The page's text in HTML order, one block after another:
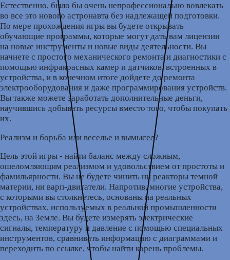
Естественно, было бы очень непрофессионально вовлекать
во все это нового астронавта без надлежащей подготовки.
По мере прохождения игры вы будете открывать
обучающие программы, которые могут дать вам лицензии
на новые инструменты и новые виды деятельности. Вы
начнете с простого механического ремонта и диагностики с
помощью инфракрасных камер и датчиков, встроенных в
устройства, и в конечном итоге дойдете до ремонта
электрооборудования и даже программирования устройств.
Вы также можете заработать дополнительные деньги,
научившись добывать ресурсы вместо того, чтобы покупать
их.
Реализм и борьба или веселье и вымысел?
Цель этой игры - найти баланс между сложным,
ошеломляющим реализмом и удовольствием от простоты и
фамильярности. Вы не будете чинить ни реакторы темной
материи, ни варп-двигатели. Напротив, многие устройства,
с которыми вы столкнетесь, основаны на реальных
устройствах, используемых в реальной промышленности
здесь, на Земле. Вы будете измерять электрические
сигналы, температуру и давление с помощью специальных
инструментов, сравнивать информацию с диаграммами и
переходить по ссылке, чтобы найти корень проблемы.